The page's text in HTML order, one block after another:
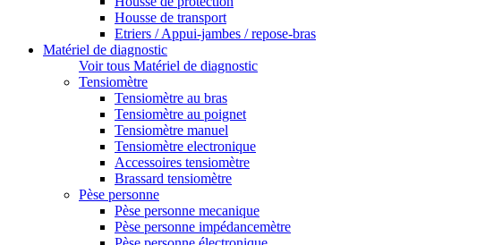
Housse de transport
Etriers / Appui-jambes / repose-bras
Matériel de diagnostic
Voir tous Matériel de diagnostic
Tensiomètre
Tensiomètre au bras
Tensiomètre au poignet
Tensiomètre manuel
Tensiomètre electronique
Accessoires tensiomètre
Brassard tensiomètre
Pèse personne
Pèse personne mecanique
Pèse personne impédancemètre